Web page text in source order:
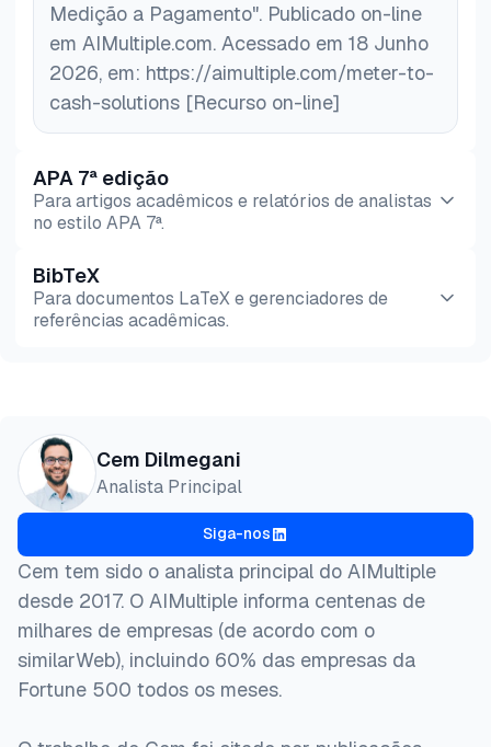
Medição a Pagamento". Publicado on-line
em AIMultiple.com. Acessado em 18 Junho
2026, em: https://aimultiple.com/meter-to-
cash-solutions [Recurso on-line]
APA 7ª edição
Para artigos acadêmicos e relatórios de analistas
no estilo APA 7ª.
Pré-
visualização
HTML
BibTeX
Para documentos LaTeX e gerenciadores de
referências acadêmicas.
@misc{dilmegani2026,
  author = {Dilmegani, Cem and Şimşek, Hazal},
title  = {{Compare as 7 Melhores Soluções de
  year   = {2026},
howpublished    = {\url{https://aimultiple.com/
  note   = {AIMultiple. Acessado em 18 Junho 2026}
}
Cem Dilmegani
Analista Principal
Siga-nos
Cem tem sido o analista principal do AIMultiple
desde 2017. O AIMultiple informa centenas de
milhares de empresas (de acordo com o
similarWeb), incluindo 60% das empresas da
Fortune 500 todos os meses.